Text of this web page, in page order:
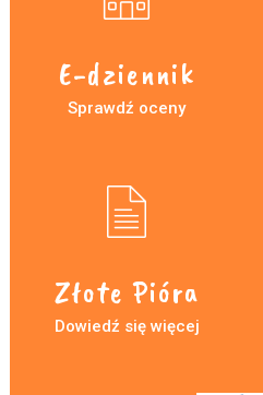
E-dziennik
Sprawdź oceny
Złote Pióra
Dowiedź się więcej